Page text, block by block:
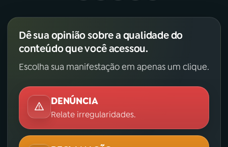
Dê sua opinião sobre a qualidade do
conteúdo que você acessou.
Escolha sua manifestação em apenas um clique.
DENÚNCIA
Relate irregularidades.